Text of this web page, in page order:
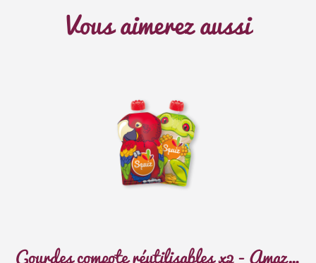
Vous aimerez aussi
Gourdes compote réutilisables x2 - Amazonie